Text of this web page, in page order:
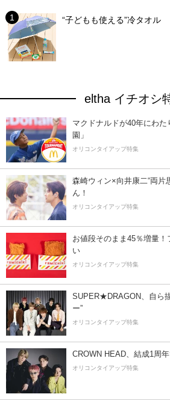
“子どもも使える”冷タオル
eltha イチオシ
マクドナルドが40年にわ
園」
オリコンタイアップ特集
森崎ウィン×向井康二“両片
ん！
オリコンタイアップ特集
お値段そのまま45％増量
い
オリコンタイアップ特集
SUPER★DRAGON、自ら
ー”
オリコンタイアップ特集
CROWN HEAD、結成1周
オリコンタイアップ特集